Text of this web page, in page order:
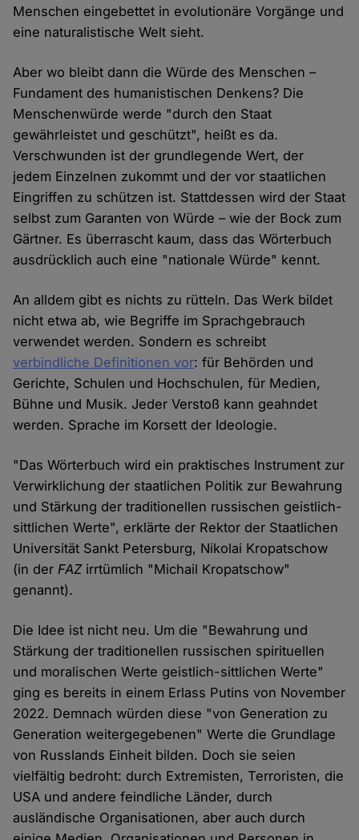
Menschen eingebettet in evolutionäre Vorgänge und
eine naturalistische Welt sieht.
Aber wo bleibt dann die Würde des Menschen –
Fundament des humanistischen Denkens? Die
Menschenwürde werde "durch den Staat
gewährleistet und geschützt", heißt es da.
Verschwunden ist der grundlegende Wert, der
jedem Einzelnen zukommt und der vor staatlichen
Eingriffen zu schützen ist. Stattdessen wird der Staat
selbst zum Garanten von Würde – wie der Bock zum
Gärtner. Es überrascht kaum, dass das Wörterbuch
ausdrücklich auch eine "nationale Würde" kennt.
An alldem gibt es nichts zu rütteln. Das Werk bildet
nicht etwa ab, wie Begriffe im Sprachgebrauch
verwendet werden. Sondern es schreibt
verbindliche Definitionen vor: für Behörden und
Gerichte, Schulen und Hochschulen, für Medien,
Bühne und Musik. Jeder Verstoß kann geahndet
werden. Sprache im Korsett der Ideologie.
"Das Wörterbuch wird ein praktisches Instrument zur
Verwirklichung der staatlichen Politik zur Bewahrung
und Stärkung der traditionellen russischen geistlich-
sittlichen Werte", erklärte der Rektor der Staatlichen
Universität Sankt Petersburg, Nikolai Kropatschow
(in derFAZ irrtümlich "Michail Kropatschow"
genannt).
Die Idee ist nicht neu. Um die "Bewahrung und
Stärkung der traditionellen russischen spirituellen
und moralischen Werte geistlich-sittlichen Werte"
ging es bereits in einem Erlass Putins von November
2022. Demnach würden diese "von Generation zu
Generation weitergegebenen" Werte die Grundlage
von Russlands Einheit bilden. Doch sie seien
vielfältig bedroht: durch Extremisten, Terroristen, die
USA und andere feindliche Länder, durch
ausländische Organisationen, aber auch durch